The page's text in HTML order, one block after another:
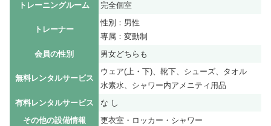
トレーニングルーム
完全個室
トレーナー
性別：男性
専属：変動制
会員の性別
男女どちらも
無料レンタルサービス
ウェア(上・下)、靴下、シューズ、タオル
水素水、シャワー内アメニティ用品
有料レンタルサービス
な し
その他の設備情報
更衣室・ロッカー・シャワー